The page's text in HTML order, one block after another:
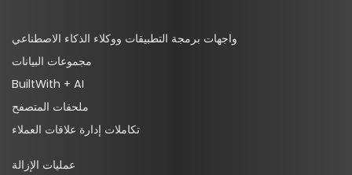
واجهات برمجة التطبيقات ووكلاء الذكاء الاصطناعي
مجموعات البيانات
BuiltWith + AI
ملحقات المتصفح
تكاملات إدارة علاقات العملاء
عمليات الإزالة